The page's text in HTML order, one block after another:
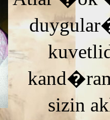
sizin